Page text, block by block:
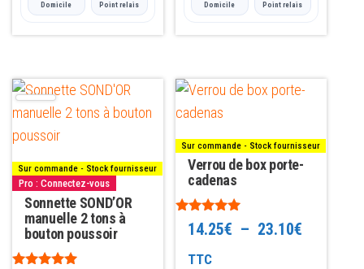
Domicile Point relais Domicile Point relais
Sur commande - Stock fournisseur
Pro : Connectez-vous
Sonnette SOND’OR
manuelle 2 tons à
bouton poussoir
Sur commande - Stock fournisseur
Verrou de box porte-
cadenas
Note
5.0014.25€ – 23.10€Plage
TTC
Ce
produit
a
plusieurs
variations.
Les
options